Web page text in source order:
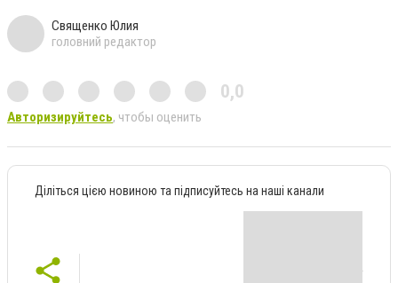
Священко Юлия
головний редактор
0,0
Авторизируйтесь, чтобы оценить
Діліться цією новиною та підписуйтесь на наші канали